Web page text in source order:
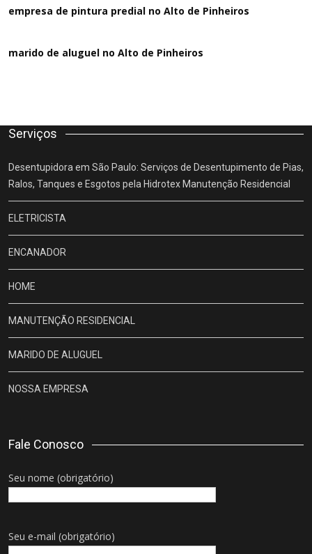
empresa de pintura predial no Alto de Pinheiros
marido de aluguel no Alto de Pinheiros
Serviços
Desentupidora em São Paulo: Serviços de Desentupimento de Pias,
Ralos, Tanques e Esgotos pela Hidrotex Manutenção Residencial
ELETRICISTA
ENCANADOR
HOME
MANUTENÇÃO RESIDENCIAL
MARIDO DE ALUGUEL
NOSSA EMPRESA
Fale Conosco
Seu nome (obrigatório)
Seu e-mail (obrigatório)